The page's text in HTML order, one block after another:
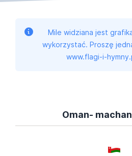
Mile widziana jest
wykorzystać. Proszę
www.flagi-i-
Oman-